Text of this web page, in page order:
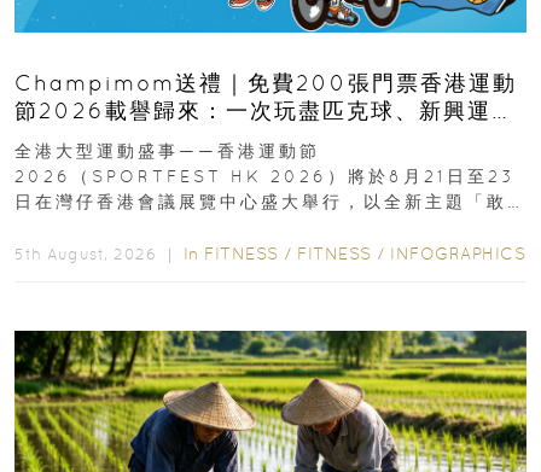
Champimom送禮｜免費200張門票香港運動
節2026載譽歸來：一次玩盡匹克球、新興運
動、街舞比賽＋逾百運動品牌展覽
全港大型運動盛事——香港運動節
2026（SPORTFEST HK 2026）將於8月21日至23
日在灣仔香港會議展覽中心盛大舉行，以全新主題「敢
5th August, 2026 ｜ In FITNESS / FITNESS / INFOGRAPHICS